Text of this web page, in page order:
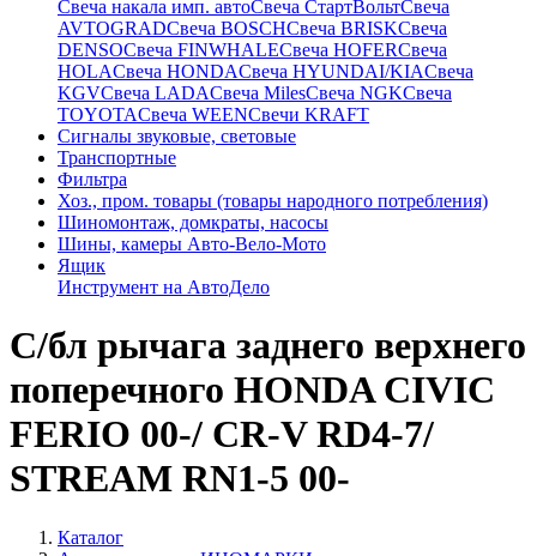
Свечa накала имп. автоСвечa СтартВольтСвеча
AVTOGRADСвеча BOSCHСвеча BRISKСвеча
DENSOСвеча FINWHALEСвеча HOFERСвеча
HOLAСвеча HONDAСвеча HYUNDAI/KIAСвеча
KGVСвеча LADAСвеча MilesСвеча NGKСвеча
TOYOTAСвеча WEENСвечи KRAFT
Сигналы звуковые, световые
Транспортные
Фильтра
Хоз., пром. товары (товары народного потребления)
Шиномонтаж, домкраты, насосы
Шины, камеры Авто-Вело-Мото
Ящик
Инструмент на АвтоДело
С/бл рычага заднего верхнего
поперечного HONDA CIVIC
FERIO 00-/ CR-V RD4-7/
STREAM RN1-5 00-
Каталог